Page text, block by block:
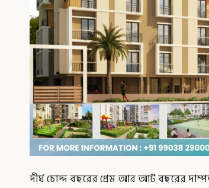
দীর্ঘ চোদ্দ বছরের প্রেম আর আট বছরের